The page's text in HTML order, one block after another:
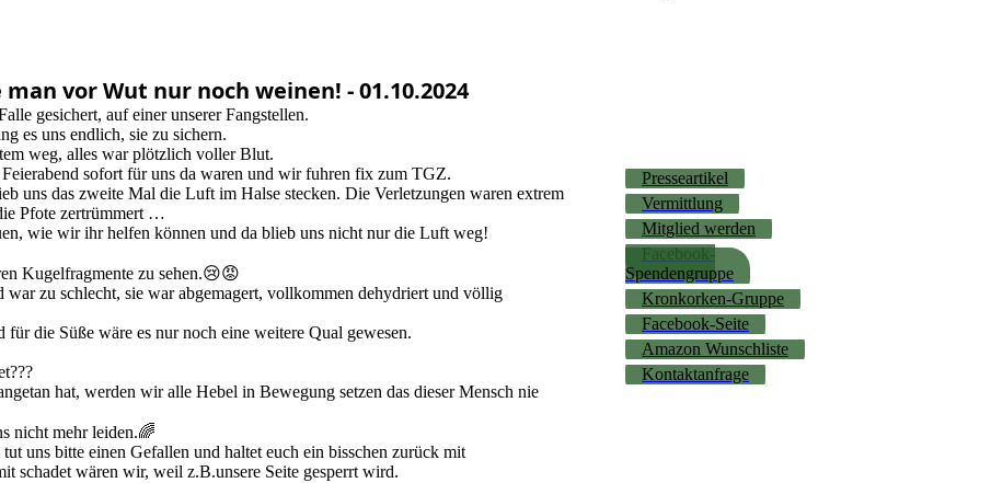
vor Wut nur noch weinen! - 01.10.2024
gesichert, auf einer unserer Fangstellen.
es uns endlich, sie zu sichern.
weg, alles war plötzlich voller Blut.
sofort für uns da waren und wir fuhren fix zum TGZ.
uns das zweite Mal die Luft im Halse stecken. Die Verletzungen waren extrem
Pfote zertrümmert …
wie wir ihr helfen können und da blieb uns nicht nur die Luft weg!
Kugelfragmente zu sehen.😢😡
war zu schlecht, sie war abgemagert, vollkommen dehydriert und völlig
die Süße wäre es nur noch eine weitere Qual gewesen.
hat, werden wir alle Hebel in Bewegung setzen das dieser Mensch nie
nicht mehr leiden.🌈
uns bitte einen Gefallen und haltet euch ein bisschen zurück mit
schadet wären wir, weil z.B.unsere Seite gesperrt wird.
Presseartikel
Vermittlung
Mitglied werden
Facebook-
Spendengruppe
Kronkorken-Gruppe
Facebook-Seite
Amazon Wunschliste
Kontaktanfrage